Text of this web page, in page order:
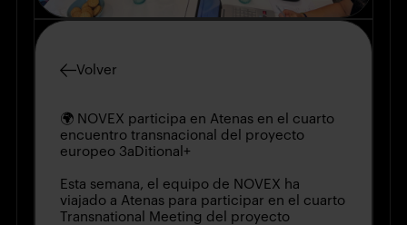
Volver
🌍 NOVEX participa en Atenas en el cuarto
encuentro transnacional del proyecto
europeo 3aDitional+
Esta semana, el equipo de NOVEX ha
viajado a Atenas para participar en el cuarto
Transnational Meeting del proyecto